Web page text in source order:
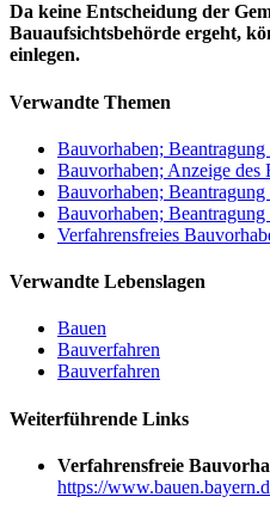
Da keine Entscheidung der
Bauaufsichtsbehörde ergeht,
einlegen.
Verwandte Themen
Bauvorhaben;
Bauvorhaben; Anzeige des
Bauvorhaben; Beantragung
Bauvorhaben;
Verfahrensfreies
Verwandte Lebenslagen
Bauen
Bauverfahren
Bauverfahren
Weiterführende Links
Verfahrensfreie
https://